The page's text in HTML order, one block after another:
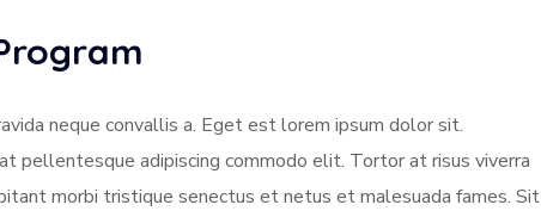
neque convallis a. Eget est lorem ipsum dolor sit.
pellentesque adipiscing commodo elit. Tortor at risus viverra
morbi tristique senectus et netus et malesuada fames. Sit